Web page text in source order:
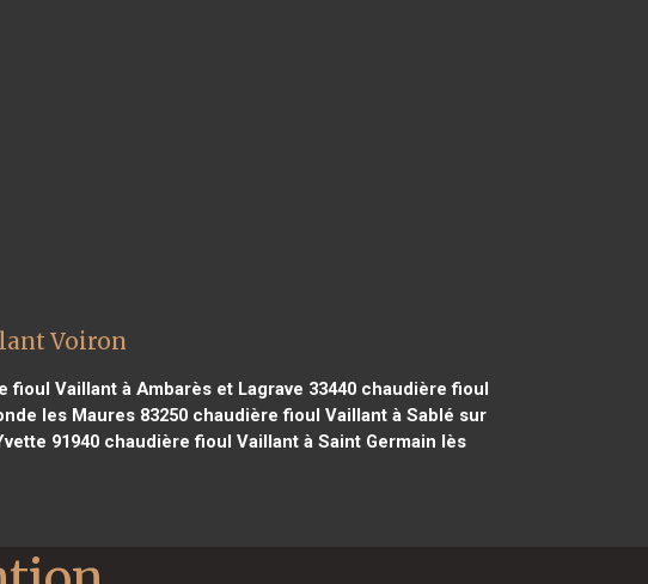
Voiron
Vaillant à Ambarès et Lagrave 33440chaudière fioul
les Maures 83250 chaudière fioul Vaillant à Sablé sur
91940chaudière fioul Vaillant à Saint Germain lès